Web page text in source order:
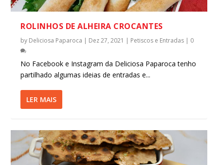
ROLINHOS DE ALHEIRA CROCANTES
by Deliciosa Paparoca | Dez 27, 2021 | Petiscos e Entradas | 0
No Facebook e Instagram da Deliciosa Paparoca tenho
partilhado algumas ideias de entradas e...
LER MAIS